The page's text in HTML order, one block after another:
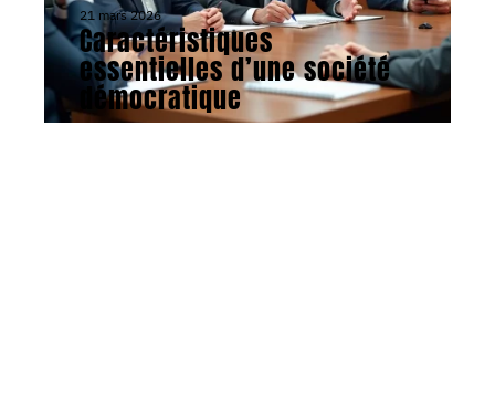
21 mars 2026
Caractéristiques
essentielles d’une société
démocratique